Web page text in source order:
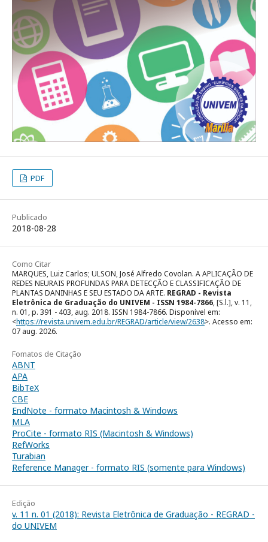
PDF
Publicado
2018-08-28
Como Citar
MARQUES, Luiz Carlos; ULSON, José Alfredo Covolan. A APLICAÇÃO DE
REDES NEURAIS PROFUNDAS PARA DETECÇÃO E CLASSIFICAÇÃO DE
PLANTAS DANINHAS E SEU ESTADO DA ARTE. REGRAD - Revista
Eletrônica de Graduação do UNIVEM - ISSN 1984-7866, [S.l.], v. 11,
n. 01, p. 391 - 403, aug. 2018. ISSN 1984-7866. Disponível em:
<https://revista.univem.edu.br/REGRAD/article/view/2638>. Acesso em:
07 aug. 2026.
Fomatos de Citação
ABNT
APA
BibTeX
CBE
EndNote - formato Macintosh & Windows
MLA
ProCite - formato RIS (Macintosh & Windows)
RefWorks
Turabian
Reference Manager - formato RIS (somente para Windows)
Edição
v. 11 n. 01 (2018): Revista Eletrônica de Graduação - REGRAD -
do UNIVEM